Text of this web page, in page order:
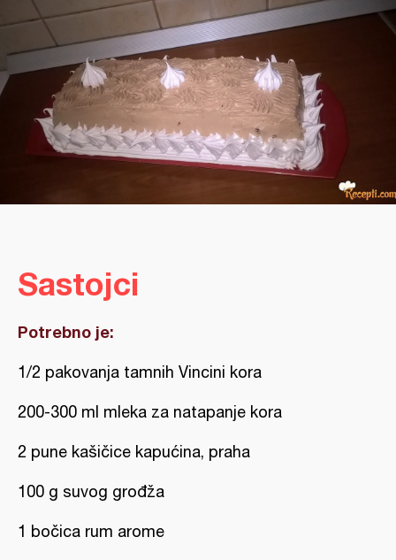
Sastojci
Potrebno je:
1/2 pakovanja tamnih Vincini kora
200-300 ml mleka za natapanje kora
2 pune kašičice kapućina, praha
100 g suvog grođža
1 bočica rum arome